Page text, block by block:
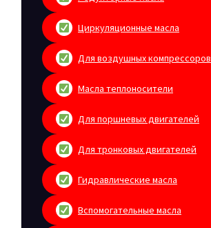
Циркуляционные масла
Для воздушных компрессоров
Масла теплоносители
Для поршневых двигателей
Для тронковых двигателей
Гидравлические масла
Вспомогательные масла